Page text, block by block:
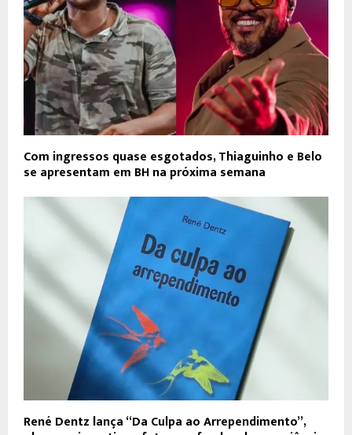
Com ingressos quase esgotados, Thiaguinho e Belo
se apresentam em BH na próxima semana
René Dentz lança “Da Culpa ao Arrependimento”,